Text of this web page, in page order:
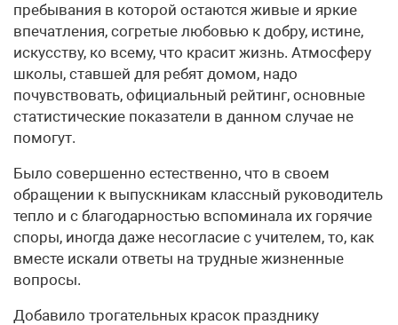
пребывания в которой остаются живые и яркие
впечатления, согретые любовью к добру, истине,
искусству, ко всему, что красит жизнь. Атмосферу
школы, ставшей для ребят домом, надо
почувствовать, официальный рейтинг, основные
статистические показатели в данном случае не
помогут.
Было совершенно естественно, что в своем
обращении к выпускникам классный руководитель
тепло и с благодарностью вспоминала их горячие
споры, иногда даже несогласие с учителем, то, как
вместе искали ответы на трудные жизненные
вопросы.
Добавило трогательных красок празднику